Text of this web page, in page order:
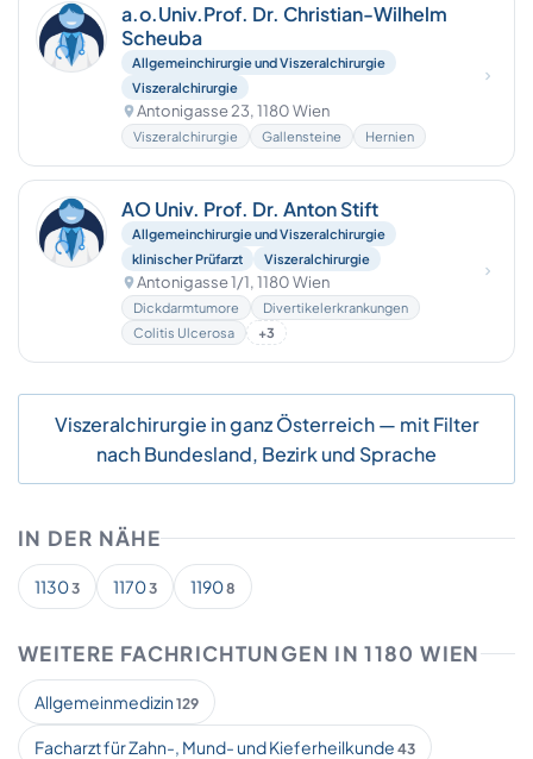
a.o.Univ.Prof. Dr. Christian-Wilhelm
Scheuba
Allgemeinchirurgie und Viszeralchirurgie
Viszeralchirurgie
Antonigasse 23, 1180 Wien
Viszeralchirurgie Gallensteine Hernien
AO Univ. Prof. Dr. Anton Stift
Allgemeinchirurgie und Viszeralchirurgie
klinischer Prüfarzt
Viszeralchirurgie
Antonigasse 1/1, 1180 Wien
Dickdarmtumore
Divertikelerkrankungen
Colitis Ulcerosa
+3
Viszeralchirurgie in ganz Österreich — mit Filter
nach Bundesland, Bezirk und Sprache
IN DER NÄHE
11303 11703 11908
WEITERE FACHRICHTUNGEN IN 1180 WIEN
Allgemeinmedizin 129
Facharzt für Zahn-, Mund- und Kieferheilkunde 43